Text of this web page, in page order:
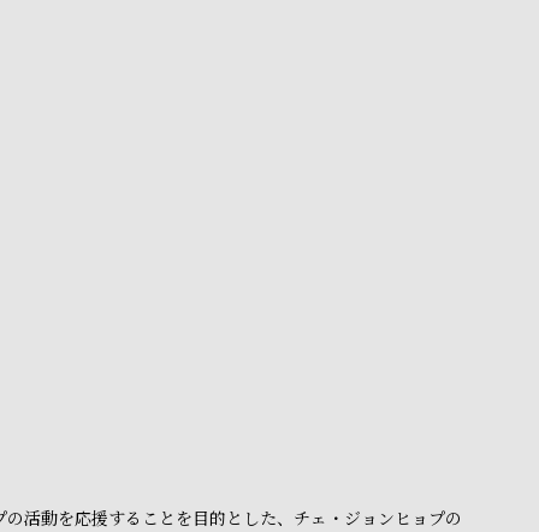
活動を応援することを目的とした、チェ・ジョンヒョプの